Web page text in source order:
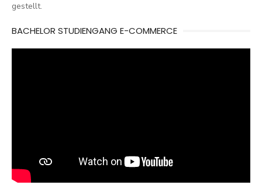
gestellt.
BACHELOR STUDIENGANG E-COMMERCE